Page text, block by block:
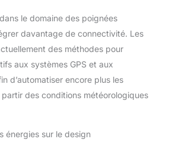
le domaine des poignées
davantage de connectivité. Les
des méthodes pour
aux systèmes GPS et aux
d’automatiser encore plus les
des conditions météorologiques
énergies sur le design